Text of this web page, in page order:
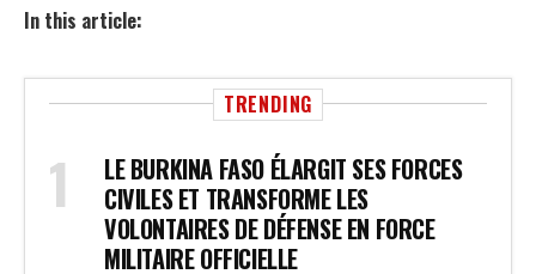
In this article:
TRENDING
LE BURKINA FASO ÉLARGIT SES FORCES
CIVILES ET TRANSFORME LES
VOLONTAIRES DE DÉFENSE EN FORCE
MILITAIRE OFFICIELLE